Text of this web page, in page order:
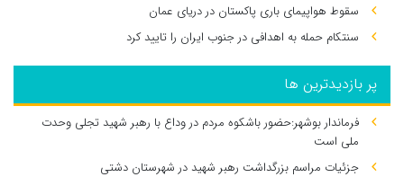
سقوط هواپیمای باری پاکستان در دریای عمان
سنتکام حمله به اهدافی در جنوب ایران را تایید کرد
پر بازدیدترین ها
فرماندار بوشهر:حضور باشکوه مردم در وداع با رهبر شهید تجلی وحدت
ملی است
جزئیات مراسم بزرگداشت رهبر شهید در شهرستان دشتی